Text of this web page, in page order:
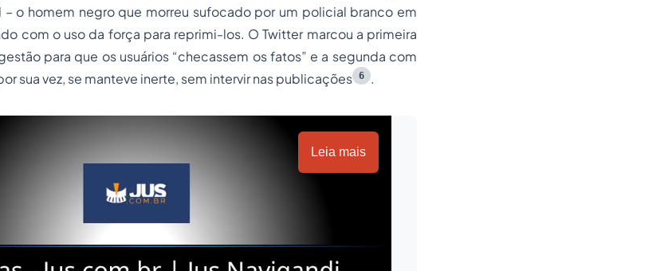
o homem negro que morreu sufocado por um policial branco em
com o uso da força para reprimi-los. O Twitter marcou a primeira
para que os usuários “checassem os fatos” e a segunda com
sua vez, se manteve inerte, sem intervir nas publicações 6 .
Leia mais